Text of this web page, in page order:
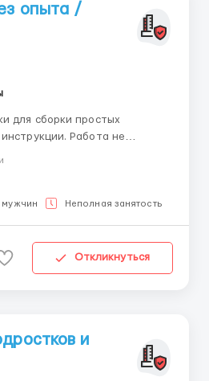
опыта /
для сборки простых
Работа не
Зарплата по сделке,
Считаем, что это
в условиях рыночной
мужчин Неполная занятость
Откликнуться
и